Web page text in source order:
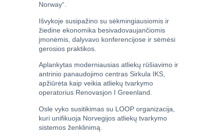
Norway“.
Išvykoje susipažino su sėkmingiausiomis ir
žiedine ekonomika besivadovaujančiomis
įmonėmis, dalyvavo konferencijose ir sėmėsi
gerosios praktikos.
Aplankytas moderniausias atliekų rūšiavimo ir
antrinio panaudojimo centras Sirkula IKS,
apžiūrėta kaip veikia atliekų tvarkymo
operatorius Renovasjon I Greenland.
Osle vyko susitikimas su LOOP organizacija,
kuri unifikuoja Norvegijos atliekų tvarkymo
sistemos ženklinimą.